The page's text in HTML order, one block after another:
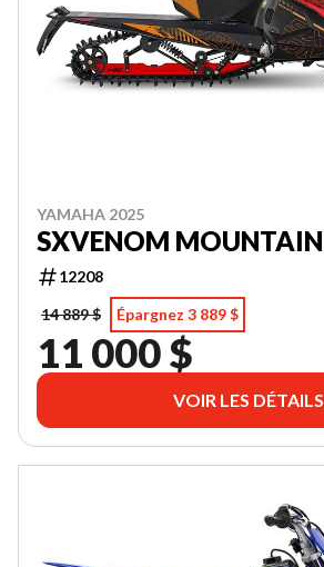
YAMAHA 2025
SXVENOM MOUNTAIN
12208
14 889 $
Épargnez 3 889 $
11 000 $
VOIR LES DÉTAILS